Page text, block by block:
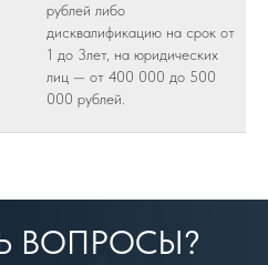
рублей либо
дисквалификацию на срок от
1 до 3лет, на юридических
лиц — от 400 000 до 500
000 рублей.
ВОПРОСЫ?